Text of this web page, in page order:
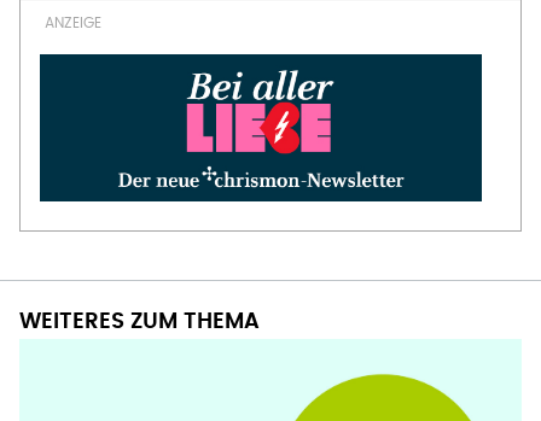
WEITERES ZUM THEMA